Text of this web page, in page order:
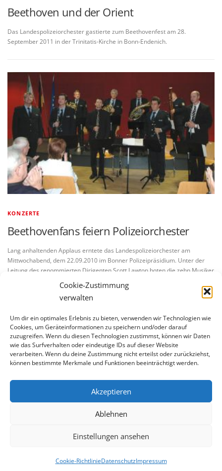
Cookie-Zustimmung
verwalten
Um dir ein optimales Erlebnis zu bieten, verwenden wir Technologien wie
Cookies, um Geräteinformationen zu speichern und/oder darauf
zuzugreifen. Wenn du diesen Technologien zustimmst, können wir Daten
wie das Surfverhalten oder eindeutige IDs auf dieser Website
verarbeiten. Wenn du deine Zustimmung nicht erteilst oder zurückziehst,
können bestimmte Merkmale und Funktionen beeinträchtigt werden.
Akzeptieren
Ablehnen
Einstellungen ansehen
Cookie-RichtlinieDatenschutzImpressum
Beethoven und der Orient
Das Landespolizeiorchester gastierte zum Beethovenfest am 28.
September 2011 in der Trinitatis-Kirche in Bonn-Endenich.
KONZERTE
Beethovenfans feiern Polizeiorchester
Lang anhaltenden Applaus erntete das Landespolizeiorchester am
Mittwochabend, dem 22.09.2010 im Bonner Polizeipräsidium. Unter der
Leitung des renommierten Dirigenten Scott Lawton boten die zehn Musiker
des Harmonieensembles Meisterwerke von Mozart, …
BLEIBE AUF DEM LAUFENDEN
Copyright © 2026 Kultur- und Krimiverein der Bonner Polizei